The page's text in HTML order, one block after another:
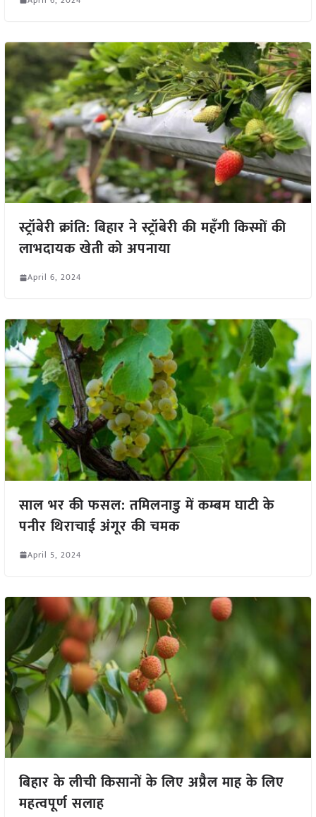
स्ट्रॉबेरी क्रांति: बिहार ने स्ट्रॉबेरी की महँगी किस्मों की
लाभदायक खेती को अपनाया
April 6, 2024
साल भर की फसल: तमिलनाडु में कम्बम घाटी के
पनीर थिराचाई अंगूर की चमक
April 5, 2024
बिहार के लीची किसानों के लिए अप्रैल माह के लिए
महत्वपूर्ण सलाह